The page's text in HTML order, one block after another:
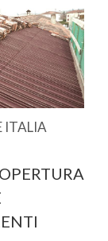
ITALIA